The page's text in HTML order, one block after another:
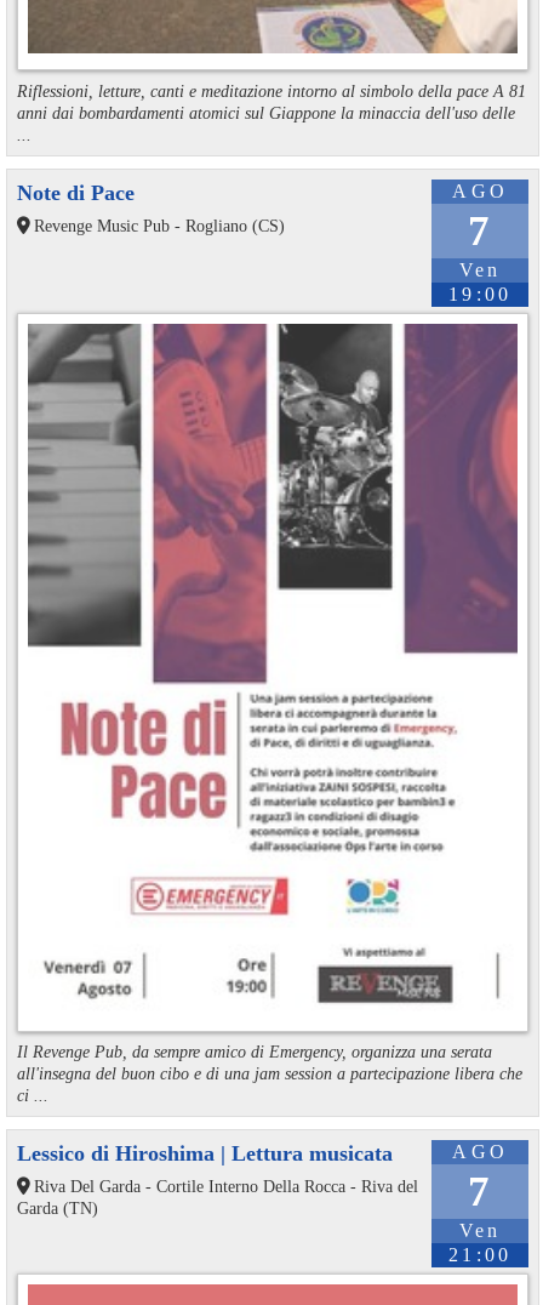
Riflessioni, letture, canti e meditazione intorno al simbolo della pace A 81
anni dai bombardamenti atomici sul Giappone la minaccia dell'uso delle
AGO
7
Ven
19:00
Note di Pace
Revenge Music Pub - Rogliano (CS)
Il Revenge Pub, da sempre amico di Emergency, organizza una serata
all'insegna del buon cibo e di una jam session a partecipazione libera che
ci ...
AGO
7
Ven
21:00
Lessico di Hiroshima | Lettura musicata
Riva Del Garda - Cortile Interno Della Rocca - Riva del
Garda (TN)